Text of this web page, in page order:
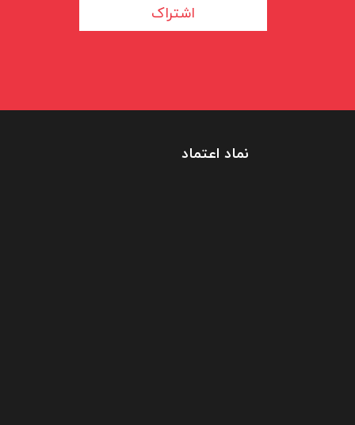
اشتراک
نماد اعتماد